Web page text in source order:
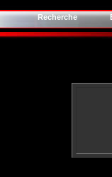
Recherche